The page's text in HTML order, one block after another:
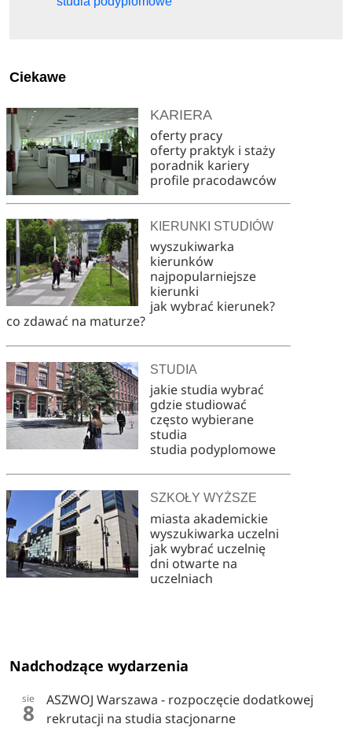
Ciekawe
KARIERA
oferty pracy
oferty praktyk i staży
poradnik kariery
profile pracodawców
KIERUNKI STUDIÓW
wyszukiwarka
kierunków
najpopularniejsze
kierunki
jak wybrać kierunek?
co zdawać na maturze?
STUDIA
jakie studia wybrać
gdzie studiować
często wybierane
studia
studia podyplomowe
SZKOŁY WYŻSZE
miasta akademickie
wyszukiwarka uczelni
jak wybrać uczelnię
dni otwarte na
uczelniach
Nadchodzące wydarzenia
sie
8
ASZWOJ Warszawa - rozpoczęcie dodatkowej
rekrutacji na studia stacjonarne